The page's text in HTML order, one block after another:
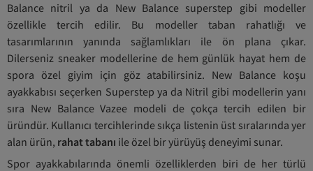
Balance nitril ya da New Balance superstep gibi modeller
özellikle tercih edilir. Bu modeller taban rahatlığı ve
tasarımlarının yanında sağlamlıkları ile ön plana çıkar.
Dilerseniz sneaker modellerine de hem günlük hayat hem de
spora özel giyim için göz atabilirsiniz. New Balance koşu
ayakkabısı seçerken Superstep ya da Nitril gibi modellerin yanı
sıra New Balance Vazee modeli de çokça tercih edilen bir
üründür. Kullanıcı tercihlerinde sıkça listenin üst sıralarında yer
alan ürün, rahat tabanı ile özel bir yürüyüş deneyimi sunar.
Spor ayakkabılarında önemli özelliklerden biri de her türlü